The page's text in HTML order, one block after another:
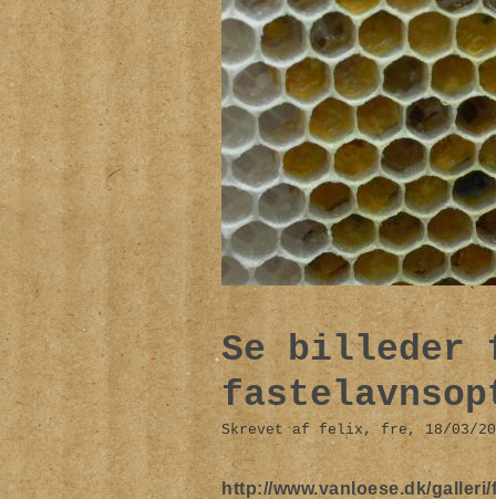
Se billeder
Skrevet af felix, fre, 18/03/
http://www.vanloese.dk/